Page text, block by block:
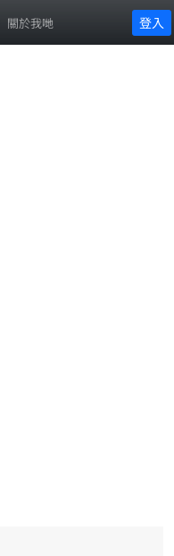
關於我哋 登入